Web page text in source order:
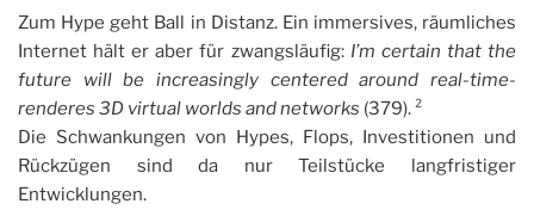
Zum Hype geht Ball in Distanz. Ein immersives, räumliches
Internet hält er aber für zwangsläufig: I’m certain that the
future will be increasingly centered around real-time-
renderes 3D virtual worlds and networks (379). ²
Die Schwankungen von Hypes, Flops, Investitionen und
Rückzügen sind da nur Teilstücke langfristiger
Entwicklungen.